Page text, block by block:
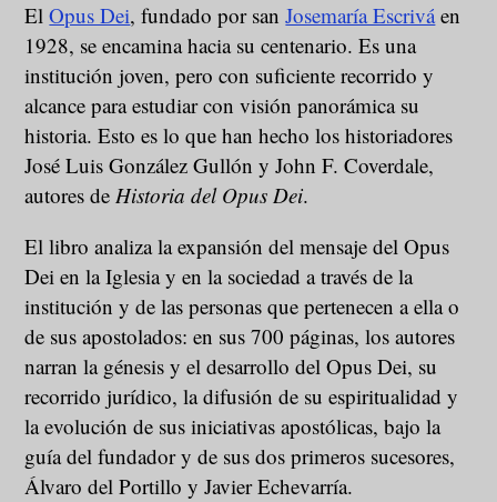
ElOpus Dei, fundado por sanJosemaría Escriváen
1928, se encamina hacia su centenario. Es una
institución joven, pero con suficiente recorrido y
alcance para estudiar con visión panorámica su
historia. Esto es lo que han hecho los historiadores
José Luis González Gullón y John F. Coverdale,
autores deHistoria del Opus Dei.
El libro analiza la expansión del mensaje del Opus
Dei en la Iglesia y en la sociedad a través de la
institución y de las personas que pertenecen a ella o
de sus apostolados: en sus 700 páginas, los autores
narran la génesis y el desarrollo del Opus Dei, su
recorrido jurídico, la difusión de su espiritualidad y
la evolución de sus iniciativas apostólicas, bajo la
guía del fundador y de sus dos primeros sucesores,
Álvaro del Portillo y Javier Echevarría.